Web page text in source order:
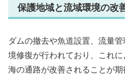
保護地域と流域環境の改
ダムの撤去や魚道設置、流量
境修復が行われており、これ
海の通路が改善されることが